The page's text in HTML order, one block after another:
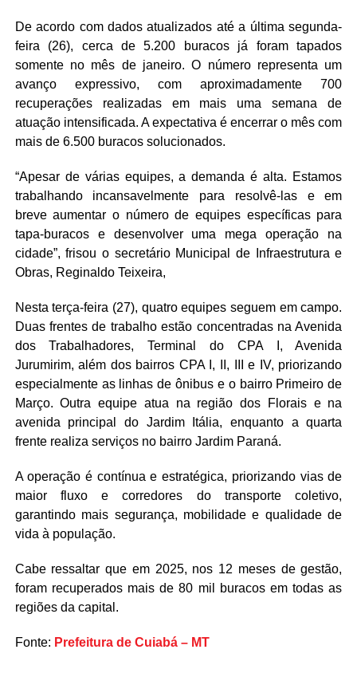
De acordo com dados atualizados até a última segunda-
feira (26), cerca de 5.200 buracos já foram tapados
somente no mês de janeiro. O número representa um
avanço expressivo, com aproximadamente 700
recuperações realizadas em mais uma semana de
atuação intensificada. A expectativa é encerrar o mês com
mais de 6.500 buracos solucionados.
“Apesar de várias equipes, a demanda é alta. Estamos
trabalhando incansavelmente para resolvê-las e em
breve aumentar o número de equipes específicas para
tapa-buracos e desenvolver uma mega operação na
cidade”, frisou o secretário Municipal de Infraestrutura e
Obras, Reginaldo Teixeira,
Nesta terça-feira (27), quatro equipes seguem em campo.
Duas frentes de trabalho estão concentradas na Avenida
dos Trabalhadores, Terminal do CPA I, Avenida
Jurumirim, além dos bairros CPA I, II, III e IV, priorizando
especialmente as linhas de ônibus e o bairro Primeiro de
Março. Outra equipe atua na região dos Florais e na
avenida principal do Jardim Itália, enquanto a quarta
frente realiza serviços no bairro Jardim Paraná.
A operação é contínua e estratégica, priorizando vias de
maior fluxo e corredores do transporte coletivo,
garantindo mais segurança, mobilidade e qualidade de
vida à população.
Cabe ressaltar que em 2025, nos 12 meses de gestão,
foram recuperados mais de 80 mil buracos em todas as
regiões da capital.
Fonte: Prefeitura de Cuiabá – MT